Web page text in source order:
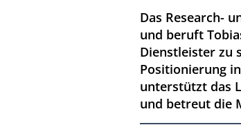
Das Research-
und beruft
Dienstleister zu
Positionierung
unterstützt das
und betreut die